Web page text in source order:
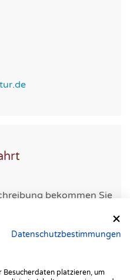
bekommen Sie
Datenschutzbestimmungen
Besucherdaten platzieren, um